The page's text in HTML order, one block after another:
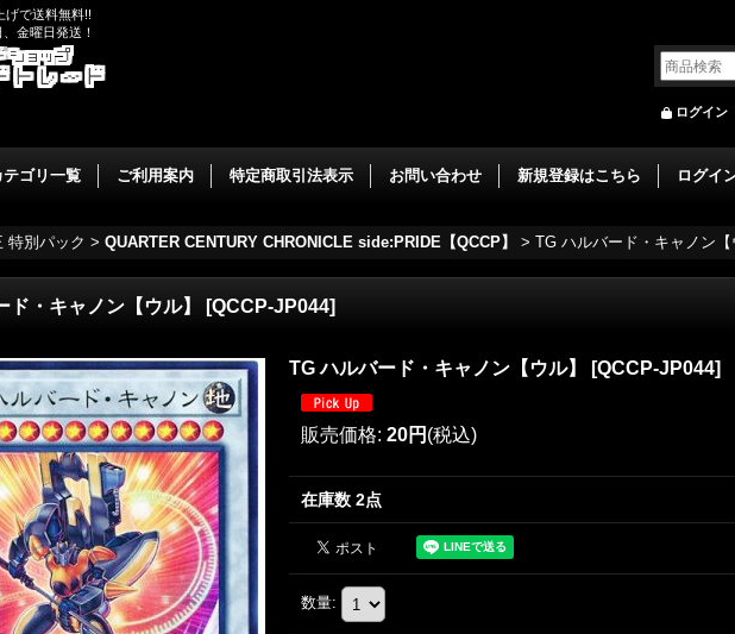
げで送料無料!!
金曜日発送！
ログイン
テゴリ一覧 ご利用案内 特定商取引法表示 お問い合わせ 新規登録はこちら ログイ
特別パック > QUARTER CENTURY CHRONICLE side:PRIDE【QCCP】 > TG ハルバード・キャノン【
ド・キャノン【ウル】 [QCCP-JP044]
TG ハルバード・キャノン【ウル】 [QCCP-JP044]
販売価格: 20円 (税込)
在庫数 2点
数量: